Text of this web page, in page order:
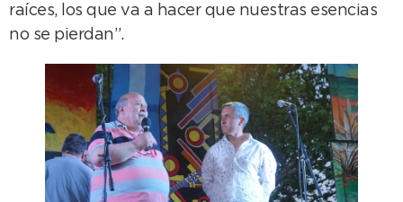
raíces, los que va a hacer que nuestras esencias
no se pierdan”.